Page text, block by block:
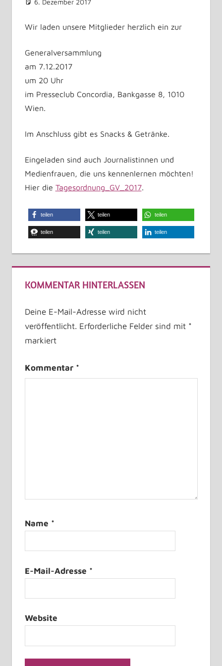
Wir laden unsere Mitglieder herzlich ein zur
Generalversammlung
am 7.12.2017
um 20 Uhr
im Presseclub Concordia, Bankgasse 8, 1010
Wien.
Im Anschluss gibt es Snacks & Getränke.
Eingeladen sind auch Journalistinnen und
Medienfrauen, die uns kennenlernen möchten!
Hier die Tagesordnung_GV_2017.
teilen teilen teilen
teilen teilen teilen
KOMMENTAR HINTERLASSEN
Deine E-Mail-Adresse wird nicht
veröffentlicht. Erforderliche Felder sind mit *
markiert
Kommentar *
Name *
E-Mail-Adresse *
Website